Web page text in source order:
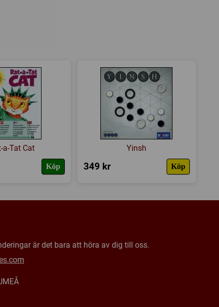
a-Tat Cat
Köp
Yinsh
349 kr Köp
är det bara att höra av dig till oss.